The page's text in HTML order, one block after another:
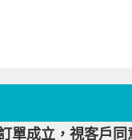
單成立，視客戶